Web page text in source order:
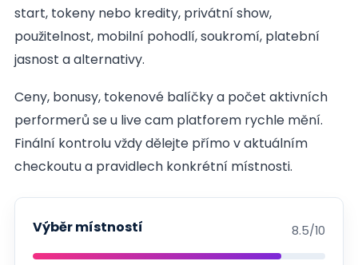
start, tokeny nebo kredity, privátní show,
použitelnost, mobilní pohodlí, soukromí, platební
jasnost a alternativy.
Ceny, bonusy, tokenové balíčky a počet aktivních
performerů se u live cam platforem rychle mění.
Finální kontrolu vždy dělejte přímo v aktuálním
checkoutu a pravidlech konkrétní místnosti.
Výběr místností 8.5/10